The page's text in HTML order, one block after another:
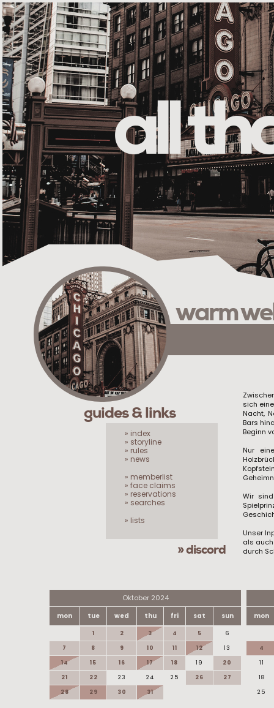
all
warm
sich
Nacht,
Bars
Beginn
Nur
Wir
Unser
als
durch
guides & links
» index
» storyline
» rules
» news
» memberlist
» face claims
» reservations
» searches
» lists
» discord
Oktober 2024
mon tue wed thu fri sat sun
1 2 3 4 5
6
7
8 9 10 11 12
13
14
15 16 17 18 19
20
21
22 23 24 25 26
27
28
29 30 31
mon
4
11
18
25